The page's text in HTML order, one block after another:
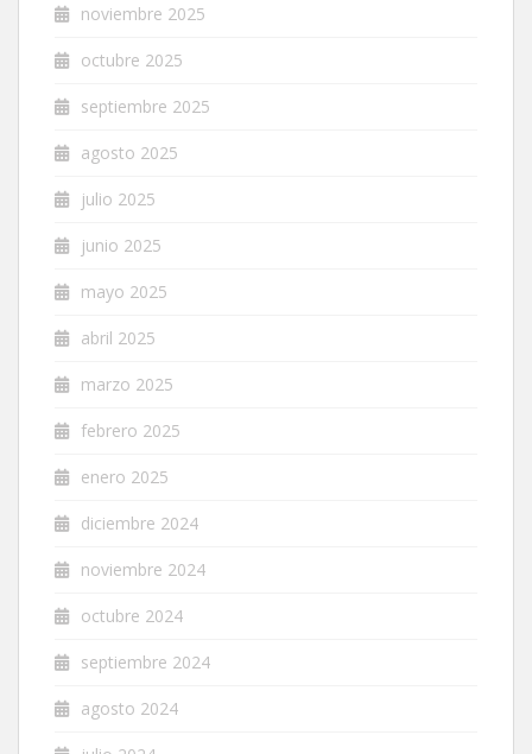
noviembre 2025
octubre 2025
septiembre 2025
agosto 2025
julio 2025
junio 2025
mayo 2025
abril 2025
marzo 2025
febrero 2025
enero 2025
diciembre 2024
noviembre 2024
octubre 2024
septiembre 2024
agosto 2024